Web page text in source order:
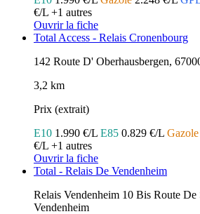
€/L +1 autres
Ouvrir la fiche
Total Access - Relais Cronenbourg
142 Route D' Oberhausbergen,
3,2 km
Prix (extrait)
E10 1.990 €/L E85 0.829 €/L Gazole
€/L +1 autres
Ouvrir la fiche
Total - Relais De Vendenheim
Relais Vendenheim 10 Bis Route De
Vendenheim